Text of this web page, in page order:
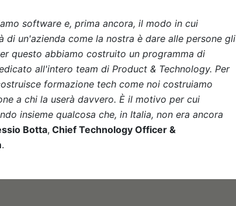
software e, prima ancora, il modo in cui
un'azienda come la nostra è dare alle persone gli
questo abbiamo costruito un programma di
all'intero team di Product & Technology. Per
formazione tech come noi costruiamo
a chi la userà davvero. È il motivo per cui
insieme qualcosa che, in Italia, non era ancora
Botta, Chief Technology Officer &
.